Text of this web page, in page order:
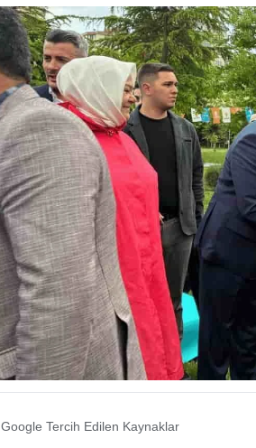
Google Tercih Edilen Kaynaklar
ECZANELER
İçerikleri
Durumu
Saatleri
Saatleri